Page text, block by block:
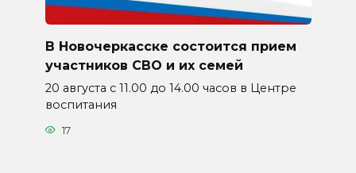
В Новочеркасске состоится прием
участников СВО и их семей
20 августа с 11.00 до 14.00 часов в Центре
воспитания
17